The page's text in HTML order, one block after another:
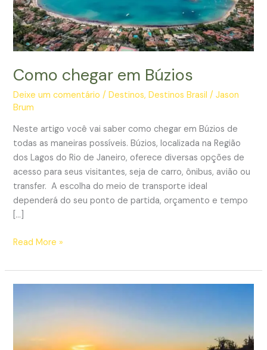
Como chegar em Búzios
Deixe um comentário /Destinos,Destinos Brasil /Jason
Brum
Neste artigo você vai saber como chegar em Búzios de
todas as maneiras possíveis. Búzios, localizada na Região
dos Lagos do Rio de Janeiro, oferece diversas opções de
acesso para seus visitantes, seja de carro, ônibus, avião ou
transfer. A escolha do meio de transporte ideal
dependerá do seu ponto de partida, orçamento e tempo
[…]
Como
em
Búzios
Read More »